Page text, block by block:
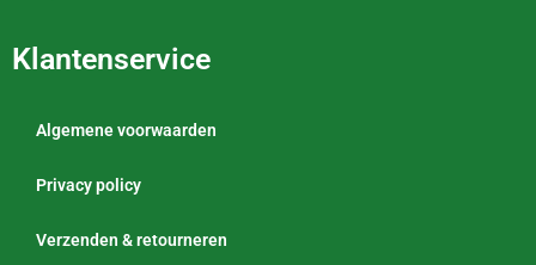
Klantenservice
Algemene voorwaarden
Privacy policy
Verzenden & retourneren